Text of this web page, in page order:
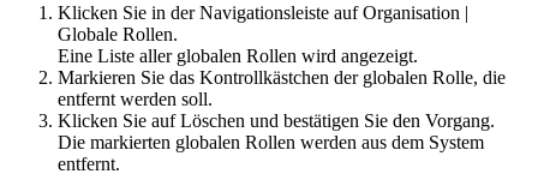
Klicken Sie in der Navigationsleiste aufOrganisation |
Globale Rollen.
Eine Liste aller globalen Rollen wird angezeigt.
Markieren Sie das Kontrollkästchen der globalen Rolle, die
entfernt werden soll.
Klicken Sie aufLöschen und bestätigen Sie den Vorgang.
Die markierten globalen Rollen werden aus dem System
entfernt.